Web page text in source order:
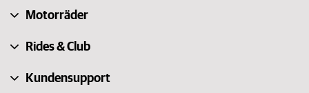
Motorräder
Rides & Club
Kundensupport